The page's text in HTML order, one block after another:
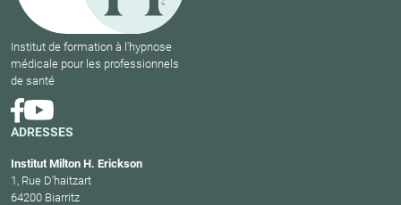
Institut de formation à l'hypnose
médicale pour les professionnels
de santé
ADRESSES
Institut Milton H. Erickson
1, Rue D’haitzart
64200 Biarritz